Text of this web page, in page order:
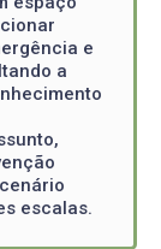
e
a
escalas.